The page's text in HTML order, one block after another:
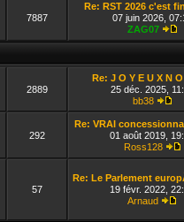
7887
Re: RST 2026 c'est
07 juin 2026,
ZAG07
2889
Re: J O Y E U X N
25 déc. 2025,
bb38
292
Re: VRAI
01 août 2019,
Ross128
57
Re: Le Parlement
19 févr. 2022,
Arnaud